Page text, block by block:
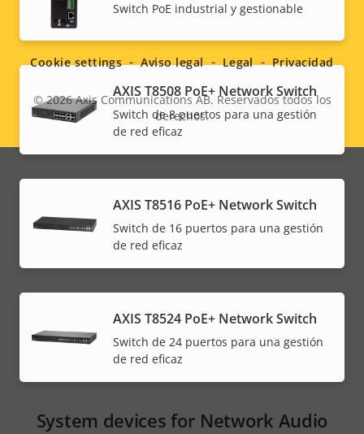
Switch PoE industrial y gestionable
AXIS T8508 PoE+ Network Switch
Switch de 8 puertos para una gestión
de red eficaz
AXIS T8516 PoE+ Network Switch
Switch de 16 puertos para una gestión
de red eficaz
AXIS T8524 PoE+ Network Switch
Switch de 24 puertos para una gestión
de red eficaz
System devices for Network Audio
Social
menu
Legal
menu
© 2026Axis Communications AB. Reservados todos los
derechos.
Cookie settings Aviso legal Legal Privacidad